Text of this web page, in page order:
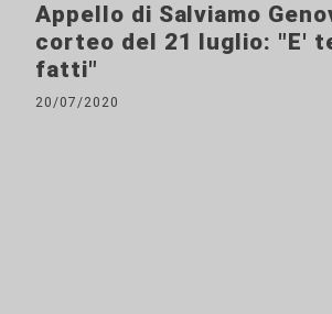
Appello di Salviamo
corteo del 21 luglio: "E'
fatti"
20/07/2020